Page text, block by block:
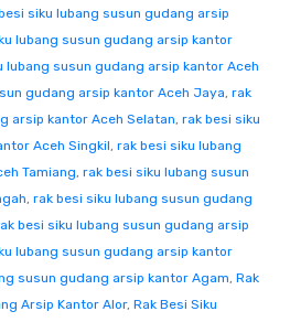
siku lubang susun gudang arsip
lubang susun gudang arsip kantor
lubang susun gudang arsip kantor Aceh
gudang arsip kantor Aceh Jaya, rak
arsip kantor Aceh Selatan, rak besi siku
Aceh Singkil, rak besi siku lubang
Tamiang, rak besi siku lubang susun
, rak besi siku lubang susun gudang
besi siku lubang susun gudang arsip
lubang susun gudang arsip kantor
susun gudang arsip kantor Agam, Rak
Arsip Kantor Alor, Rak Besi Siku